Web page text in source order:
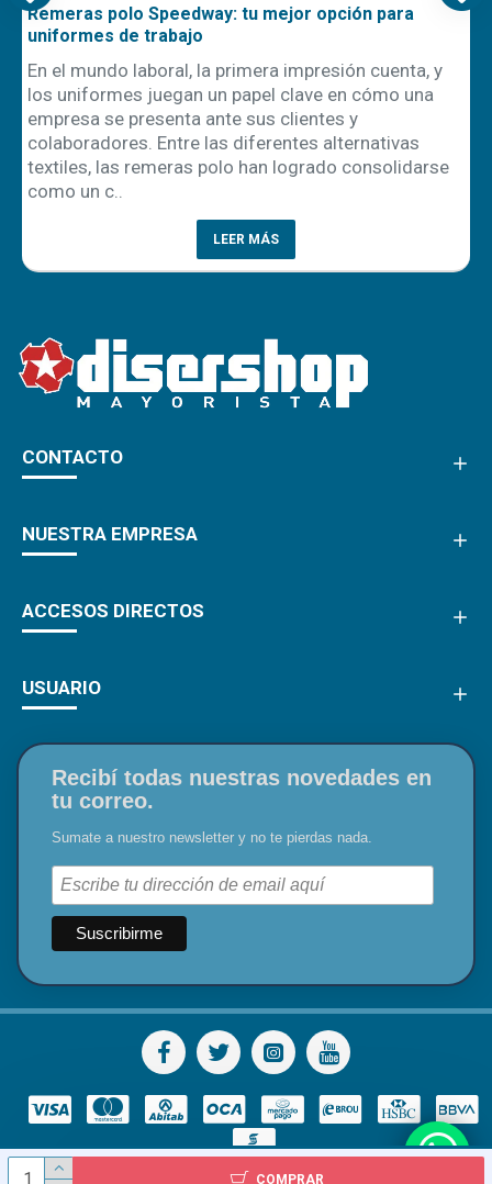
COMPRAR
Remeras polo Speedway: tu mejor opción para
uniformes de trabajo
En el mundo laboral, la primera impresión cuenta, y
los uniformes juegan un papel clave en cómo una
empresa se presenta ante sus clientes y
colaboradores. Entre las diferentes alternativas
textiles, las remeras polo han logrado consolidarse
como un c..
LEER MÁS
CONTACTO
NUESTRA EMPRESA
ACCESOS DIRECTOS
USUARIO
Recibí todas nuestras novedades en
tu correo.
Sumate a nuestro newsletter y no te pierdas nada.